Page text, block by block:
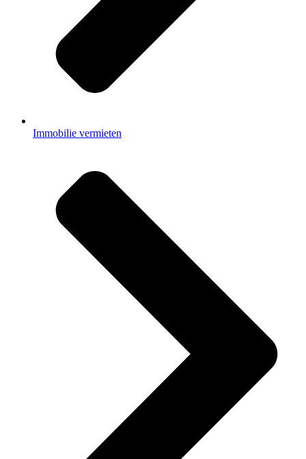
Immobilie vermieten